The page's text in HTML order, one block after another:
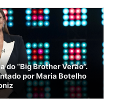
do “Big Brother Verão”.
por Maria Botelho